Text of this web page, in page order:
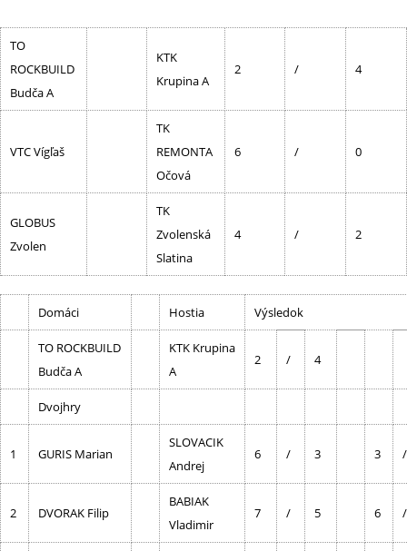
TO
ROCKBUILD
Budča A
KTK
Krupina A
2 / 4
VTC Vígľaš
TK
REMONTA
Očová
6 / 0
GLOBUS
Zvolen
TK
Zvolenská
Slatina
4 / 2
Domáci Hostia Výsledok
TO ROCKBUILD
Budča A
KTK Krupina
A
2 / 4
Dvojhry
1 GURIS Marian
SLOVACIK
Andrej
6 / 3 3 /
2 DVORAK Filip
BABIAK
Vladimir
7 / 5 6 /